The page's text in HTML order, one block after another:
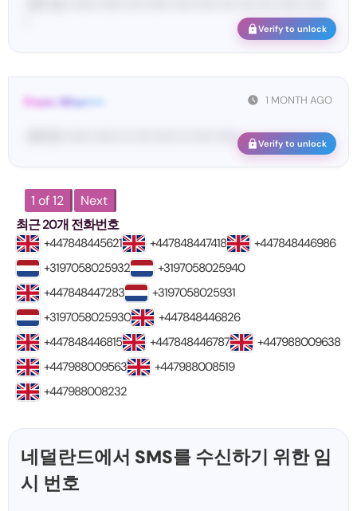
Verify to unlock
1 MONTH AGO
From: Wha•••••
<#• Di• •••••• •••••• ••• •••• ••••• ••• ••••• •••••• Verify to unlock
1 of 12
Next
최근 20개 전화번호
+447848445621 +447848447418
+447848446986
+3197058025932
+3197058025940
+447848447283
+3197058025931
+3197058025930
+447848446826
+447848446815
+447848446787
+447988009638
+447988009563
+447988008519
+447988008232
네덜란드에서 SMS를 수신하기 위한 임
시 번호